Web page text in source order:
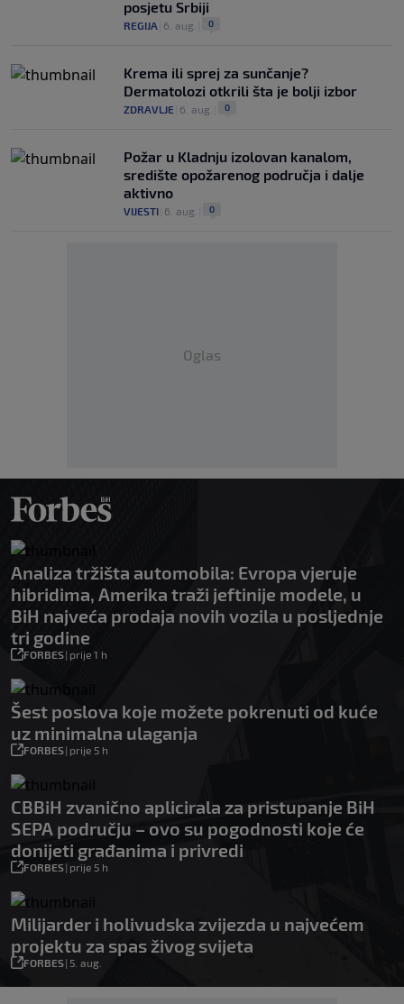
posjetu Srbiji
REGIJA 6. aug. 0
Krema ili sprej za sunčanje?
Dermatolozi otkrili šta je bolji izbor
ZDRAVLJE 6. aug. 0
Požar u Kladnju izolovan kanalom,
središte opožarenog područja i dalje
aktivno
VIJESTI 6. aug. 0
Oglas
Analiza tržišta automobila: Evropa vjeruje
hibridima, Amerika traži jeftinije modele, u
BiH najveća prodaja novih vozila u posljednje
tri godine
FORBES| prije 1 h
Šest poslova koje možete pokrenuti od kuće
uz minimalna ulaganja
FORBES| prije 5 h
CBBiH zvanično aplicirala za pristupanje BiH
SEPA području – ovo su pogodnosti koje će
donijeti građanima i privredi
FORBES| prije 5 h
Milijarder i holivudska zvijezda u najvećem
projektu za spas živog svijeta
FORBES| 5. aug.